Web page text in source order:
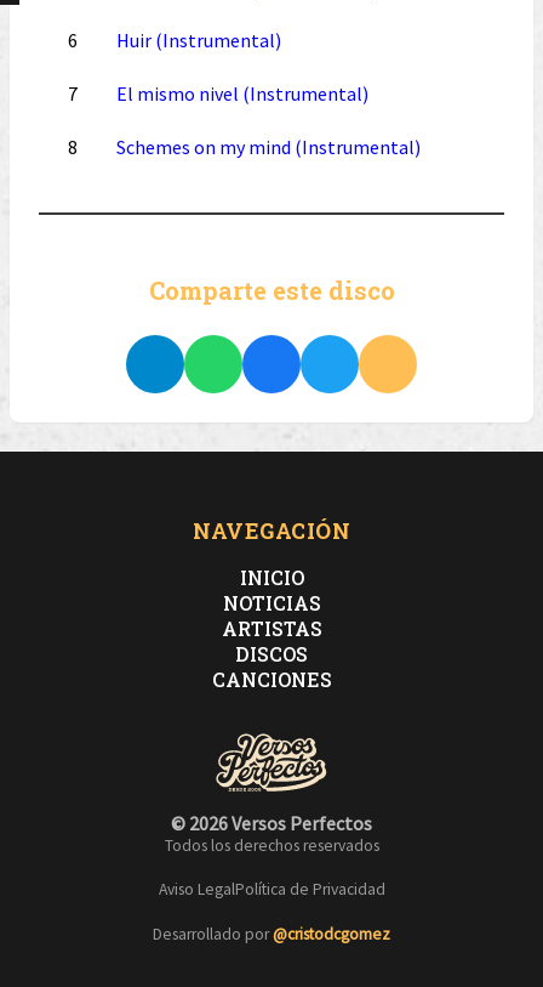
6 Huir (Instrumental)
7 El mismo nivel (Instrumental)
8 Schemes on my mind (Instrumental)
Comparte este disco
NAVEGACIÓN
INICIO
NOTICIAS
ARTISTAS
DISCOS
CANCIONES
© 2026 Versos Perfectos
Todos los derechos reservados
Aviso LegalPolítica de Privacidad
Desarrollado por@cristodcgomez